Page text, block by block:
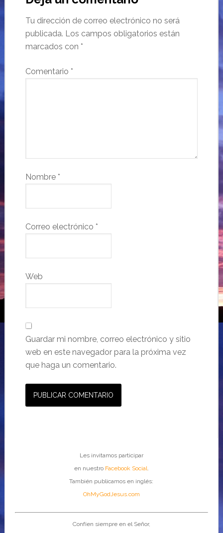
Tu dirección de correo electrónico no será
publicada. Los campos obligatorios están
marcados con *
Comentario *
Nombre *
Correo electrónico *
Web
Guardar mi nombre, correo electrónico y sitio
web en este navegador para la próxima vez
que haga un comentario.
Les invitamos participar
en nuestro Facebook Social.
También publicamos en inglés:
OhMyGodJesus.com
Confíen siempre en el Señor,